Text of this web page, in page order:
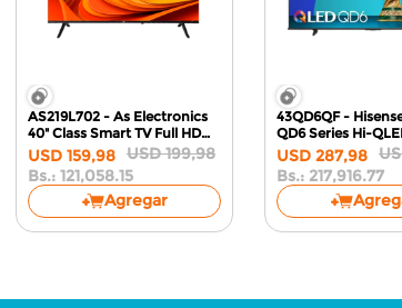
AS219L702 - As Electronics
40" Class Smart TV Full HD
Android 14
USD 159,98 USD 199,98
Bs.: 121,058.15
Agregar
43QD6QF -
QD6 Series Hi-
TV
USD 287,98
Bs.: 217,916.77